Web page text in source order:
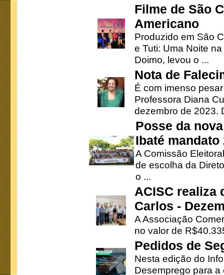
Filme de São
Americano
Produzido em São
e Tuti: Uma Noite
Doimo, levou o ...
Nota de
É com imenso
Professora Diana
dezembro de 2023.
Posse da
Ibaté mandato
A Comissão
de escolha da
o ...
ACISC realiza
Carlos -
A Associação
no valor de
Pedidos de
Nesta edição do
Desemprego para